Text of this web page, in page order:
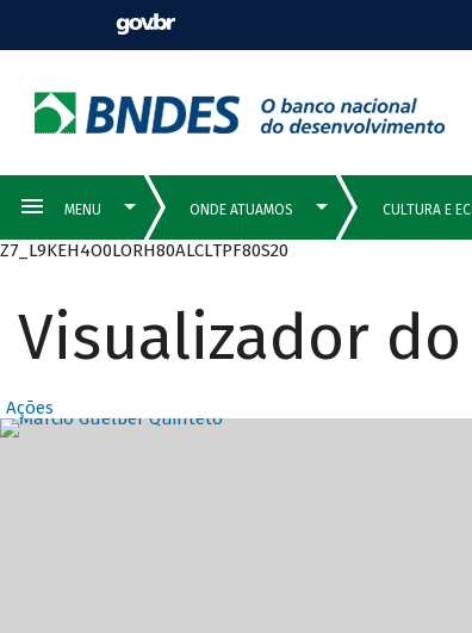
Z7_L9KEH4O0LORH80ALCLTPF80S20
Visualizador
Ações
Destaques